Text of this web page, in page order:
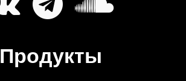
Продукты